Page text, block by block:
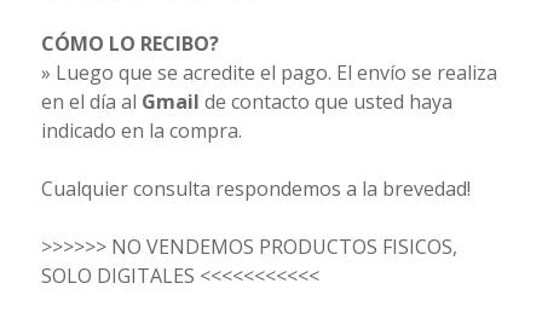
CÓMO LO RECIBO?
» Luego que se acredite el pago. El envío se realiza
en el día al Gmail de contacto que usted haya
indicado en la compra.
Cualquier consulta respondemos a la brevedad!
>>>>>> NO VENDEMOS PRODUCTOS FISICOS,
SOLO DIGITALES <<<<<<<<<<<